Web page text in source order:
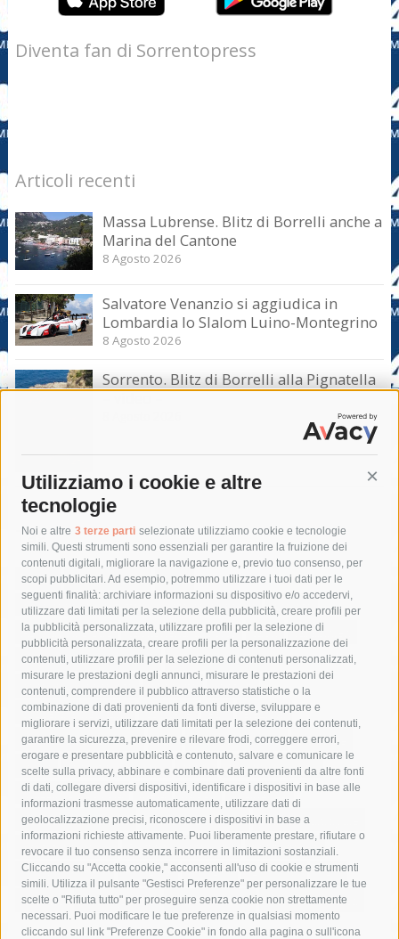
Utilizziamo i cookie e altre
tecnologie
Noi e altre 3 terze parti selezionate utilizziamo cookie e tecnologie
simili. Questi strumenti sono essenziali per garantire la fruizione dei
contenuti digitali, migliorare la navigazione e, previo tuo consenso, per
scopi pubblicitari. Ad esempio, potremmo utilizzare i tuoi dati per le
seguenti finalità: archiviare informazioni su dispositivo e/o accedervi,
utilizzare dati limitati per la selezione della pubblicità, creare profili per
la pubblicità personalizzata, utilizzare profili per la selezione di
pubblicità personalizzata, creare profili per la personalizzazione dei
contenuti, utilizzare profili per la selezione di contenuti personalizzati,
misurare le prestazioni degli annunci, misurare le prestazioni dei
contenuti, comprendere il pubblico attraverso statistiche o la
combinazione di dati provenienti da fonti diverse, sviluppare e
migliorare i servizi, utilizzare dati limitati per la selezione dei contenuti,
garantire la sicurezza, prevenire e rilevare frodi, correggere errori,
erogare e presentare pubblicità e contenuto, salvare e comunicare le
scelte sulla privacy, abbinare e combinare dati provenienti da altre fonti
di dati, collegare diversi dispositivi, identificare i dispositivi in base alle
informazioni trasmesse automaticamente, utilizzare dati di
geolocalizzazione precisi, riconoscere i dispositivi in base a
informazioni richieste attivamente. Puoi liberamente prestare, rifiutare o
revocare il tuo consenso senza incorrere in limitazioni sostanziali.
Cliccando su "Accetta cookie," acconsenti all'uso di cookie e strumenti
simili. Utilizza il pulsante "Gestisci Preferenze" per personalizzare le tue
scelte o "Rifiuta tutto" per proseguire senza cookie non strettamente
necessari. Puoi modificare le tue preferenze in qualsiasi momento
cliccando sul link "Preferenze Cookie" in fondo alla pagina o sull'icona
Diventa fan di Sorrentopress
Articoli recenti
Massa Lubrense. Blitz di Borrelli anche a
Marina del Cantone
8 Agosto 2026
Salvatore Venanzio si aggiudica in
Lombardia lo Slalom Luino-Montegrino
8 Agosto 2026
Sorrento. Blitz di Borrelli alla Pignatella
– video –
Tag
acqua allerta meteo
anas
area marina protetta di punta campanella
arresto
Asl Napoli 3 sud
capitaneria di porto capri
carabinieri
castellammare di stabia
circumvesuviana
comune di sorrento
concerto
contagi
costiera amalfitana
covid-19 eav
elezioni
fondazione sorrento
gori guardia costiera
incidente
lavori
lorenzo balducelli mare
massa lubrense
massimo coppola
Meta napoli
ordinanza
penisola sorrentina
piano di sorrento
polizia municipale
protezione civile
Regione Campania
sant'agnello
sindaco cuomo
sorrento studenti temporali
treni
turismo
Vico Equense villa fiorentino vincenzo de luca